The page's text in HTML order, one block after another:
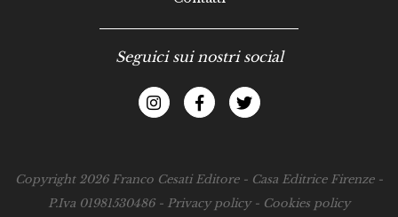
Seguici sui nostri social
Copyright 2026 Franco Cesati Editore - Casa Editrice Firenze -
P.Iva 01981530486 - Privacy policy- Cookies policy